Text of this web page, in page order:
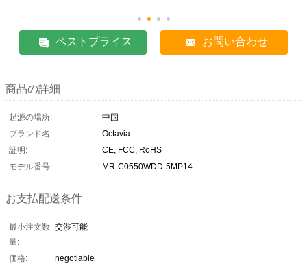
ベストプライス お問い合わせ
商品の詳細
起源の場所:
中国
ブランド名:
Octavia
証明:
CE, FCC, RoHS
モデル番号:
MR-C0550WDD-5MP14
お支払配送条件
最小注文数
量:
交渉可能
価格:
negotiable